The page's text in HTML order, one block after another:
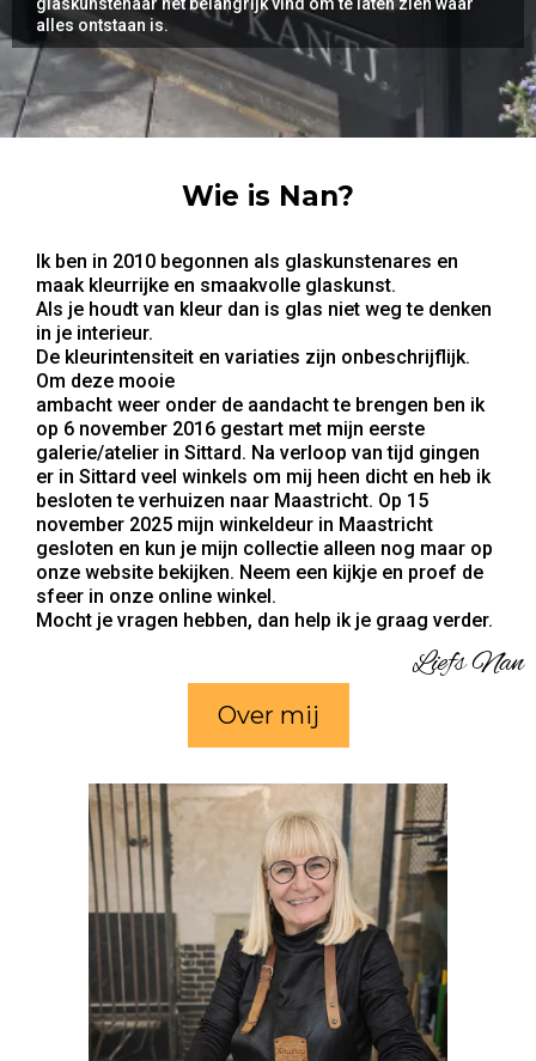
alles ontstaan is.
Wie is Nan?
Ik ben in 2010 begonnen als glaskunstenares en
maak kleurrijke en smaakvolle glaskunst.
Als je houdt van kleur dan is glas niet weg te denken
in je interieur.
De kleurintensiteit en variaties zijn onbeschrijflijk.
Om deze mooie
ambacht weer onder de aandacht te brengen ben ik
op 6 november 2016 gestart met mijn eerste
galerie/atelier in Sittard. Na verloop van tijd gingen
er in Sittard veel winkels om mij heen dicht en heb ik
besloten te verhuizen naar Maastricht. Op 15
november 2025 mijn winkeldeur in Maastricht
gesloten en kun je mijn collectie alleen nog maar op
onze website bekijken. Neem een kijkje en proef de
sfeer in onze online winkel.
Mocht je vragen hebben, dan help ik je graag verder.
Liefs Nan
Over mij